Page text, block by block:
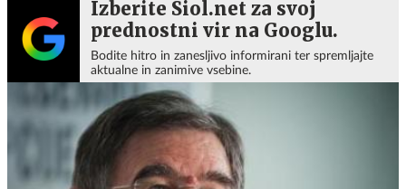
Izberite Siol.net za svoj
prednostni vir na Googlu.
Bodite hitro in zanesljivo informirani ter spremljajte
aktualne in zanimive vsebine.